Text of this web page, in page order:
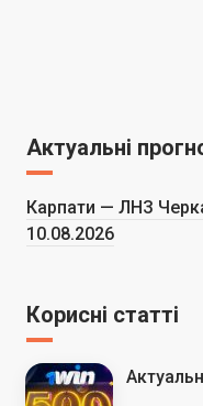
Актуальні
Карпати — ЛНЗ
10.08.2026
Корисні статті